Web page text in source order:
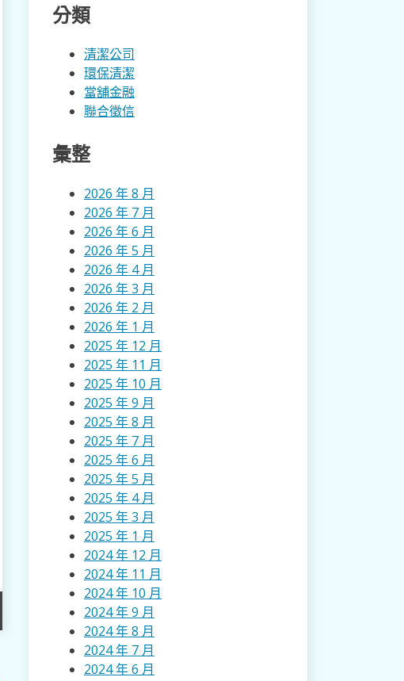
分類
清潔公司
環保清潔
當舖金融
聯合徵信
彙整
2026 年 8 月
2026 年 7 月
2026 年 6 月
2026 年 5 月
2026 年 4 月
2026 年 3 月
2026 年 2 月
2026 年 1 月
2025 年 12 月
2025 年 11 月
2025 年 10 月
2025 年 9 月
2025 年 8 月
2025 年 7 月
2025 年 6 月
2025 年 5 月
2025 年 4 月
2025 年 3 月
2025 年 1 月
2024 年 12 月
2024 年 11 月
2024 年 10 月
2024 年 9 月
2024 年 8 月
2024 年 7 月
2024 年 6 月